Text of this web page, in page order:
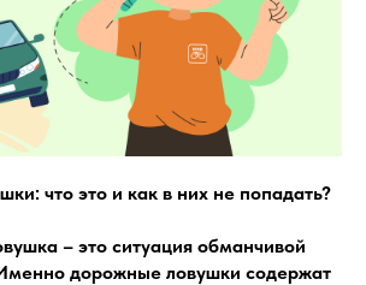
что это и как в них не попадать?
– это ситуация обманчивой
дорожные ловушки содержат